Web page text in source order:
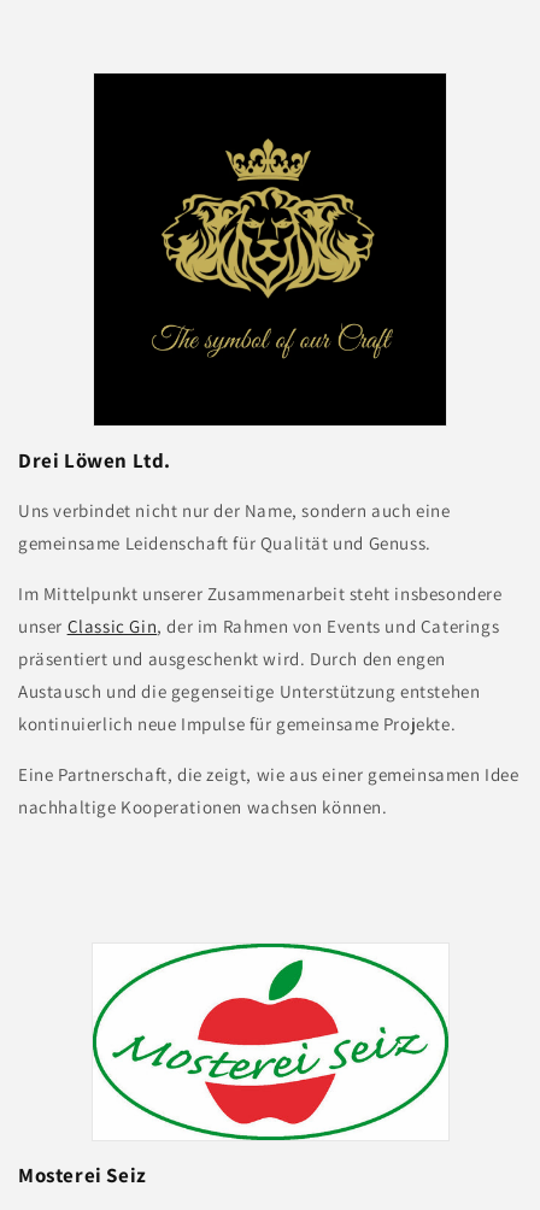
Drei Löwen Ltd.
Uns verbindet nicht nur der Name, sondern auch eine
gemeinsame Leidenschaft für Qualität und Genuss.
Im Mittelpunkt unserer Zusammenarbeit steht insbesondere
unser Classic Gin, der im Rahmen von Events und Caterings
präsentiert und ausgeschenkt wird. Durch den engen
Austausch und die gegenseitige Unterstützung entstehen
kontinuierlich neue Impulse für gemeinsame Projekte.
Eine Partnerschaft, die zeigt, wie aus einer gemeinsamen Idee
nachhaltige Kooperationen wachsen können.
Mosterei Seiz